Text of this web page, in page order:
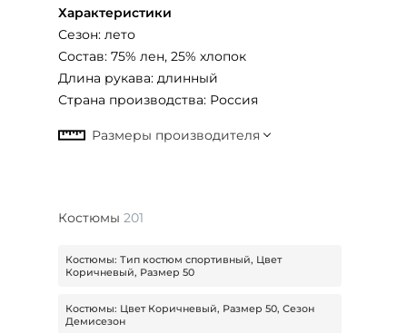
Характеристики
Сезон: лето
Состав: 75% лен, 25% хлопок
Длина рукава: длинный
Страна производства: Россия
Костюмы 201
Костюмы: Тип костюм спортивный, Цвет
Коричневый, Размер 50
Костюмы: Цвет Коричневый, Размер 50, Сезон
Демисезон